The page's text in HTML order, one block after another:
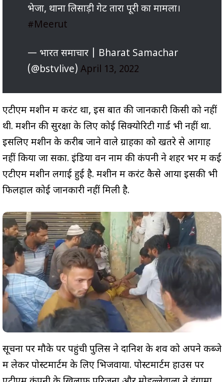
भेजा, थाना लिसाड़ी गेट तारा पूरी का मामला।
#Meerut
— भारत समाचार | Bharat Samachar
(@bstvlive) April 13, 2022
एटीएम मशीन में करंट था, इस बात की जानकारी किसी को नहीं
थी. मशीन की सुरक्षा के लिए कोई सिक्योरिटी गार्ड भी नहीं था.
इसलिए मशीन के करीब जाने वाले ग्राहकों को खतरे से आगाह
नहीं किया जा सका. इंडिया वन नाम की कंपनी ने शहर भर में कई
एटीएम मशीनें लगाई हुई है. मशीन में करंट कैसे आया इसकी भी
फिलहाल कोई जानकारी नहीं मिली है.
सूचना पर मौके पर पहुंची पुलिस ने दानिश के शव को अपने कब्जे
में लेकर पोस्टमार्टम के लिए भिजवाया. पोस्टमार्टम हाउस पर